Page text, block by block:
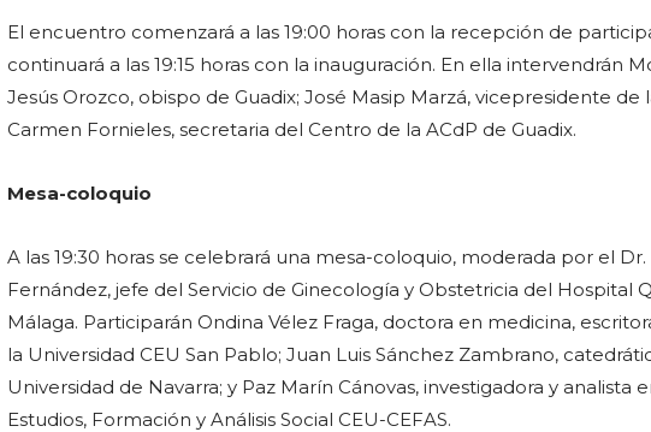
El encuentro comenzará a las 19:00 horas con la recepción de
continuará a las 19:15 horas con la inauguración. En ella intervendrán
Jesús Orozco, obispo de Guadix; José Masip Marzá, vicepresidente de
Carmen Fornieles, secretaria del Centro de la ACdP de Guadix.
Mesa-coloquio
A las 19:30 horas se celebrará una mesa-coloquio, moderada por el
Fernández, jefe del Servicio de Ginecología y Obstetricia del Hospital
Málaga. Participarán Ondina Vélez Fraga, doctora en medicina,
la Universidad CEU San Pablo; Juan Luis Sánchez Zambrano,
Universidad de Navarra; y Paz Marín Cánovas, investigadora y analista
Estudios, Formación y Análisis Social CEU-CEFAS.